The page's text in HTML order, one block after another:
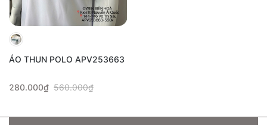
ÁO THUN POLO APV253663
280.000₫ 560.000₫